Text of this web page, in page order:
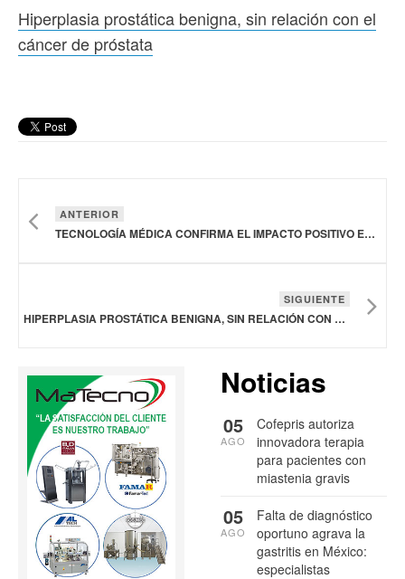
Hiperplasia prostática benigna, sin relación con el
cáncer de próstata
ANTERIOR
TECNOLOGÍA MÉDICA CONFIRMA EL IMPACTO POSITIVO EN EL CONTROL DE LA DIABETES TIPO 1
SIGUIENTE
HIPERPLASIA PROSTÁTICA BENIGNA, SIN RELACIÓN CON EL CÁNCER DE PRÓSTATA
Noticias
Cofepris autoriza
innovadora terapia
para pacientes con
miastenia gravis
05
AGO
Falta de diagnóstico
oportuno agrava la
gastritis en México:
especialistas
05
AGO